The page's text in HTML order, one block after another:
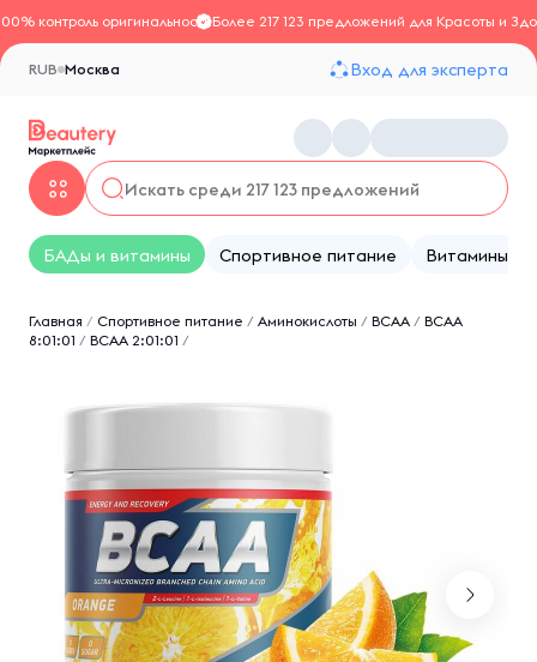
контроль оригинальностиБолее 217 123 предложений для Красоты и
Москва
RUB Вход для эксперта
БАДы и витамины Спортивное питание Витамины
Главная / Спортивное питание / Аминокислоты / BCAA / ВСАА
8:01:01 / ВСАА 2:01:01 /